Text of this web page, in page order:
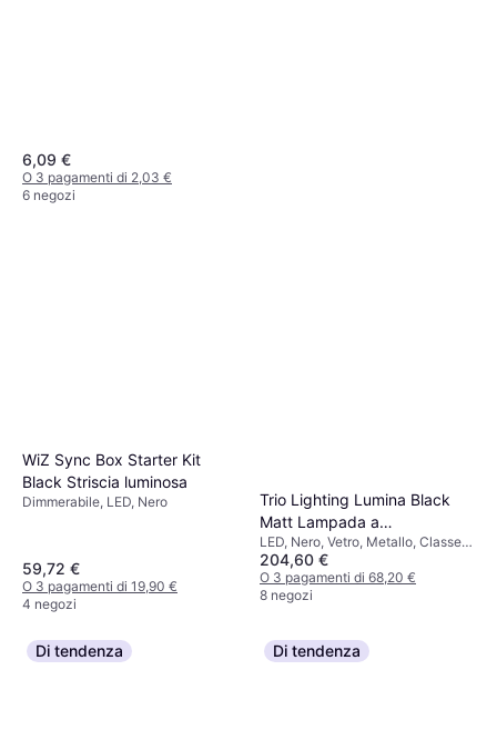
6,09 €
O 3 pagamenti di 2,03 €
6 negozi
WiZ Sync Box Starter Kit
Black Striscia luminosa
Dimmerabile, LED, Nero
59,72 €
O 3 pagamenti di 19,90 €
4 negozi
Trio Lighting Lumina Black
Matt Lampada a
Sospensione 93cm
LED, Nero, Vetro, Metallo, Classe
IP: IP20, Attacco Lampada: E14
204,60 €
O 3 pagamenti di 68,20 €
8 negozi
Di tendenza Di tendenza